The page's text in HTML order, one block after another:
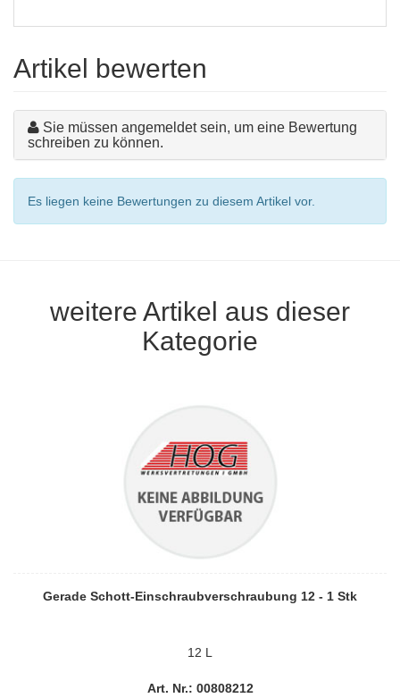
Artikel bewerten
Sie müssen angemeldet sein, um eine Bewertung
schreiben zu können.
Es liegen keine Bewertungen zu diesem Artikel vor.
weitere Artikel aus dieser
Kategorie
Gerade Schott-Einschraubverschraubung 12 - 1 Stk
12 L
Art. Nr.: 00808212